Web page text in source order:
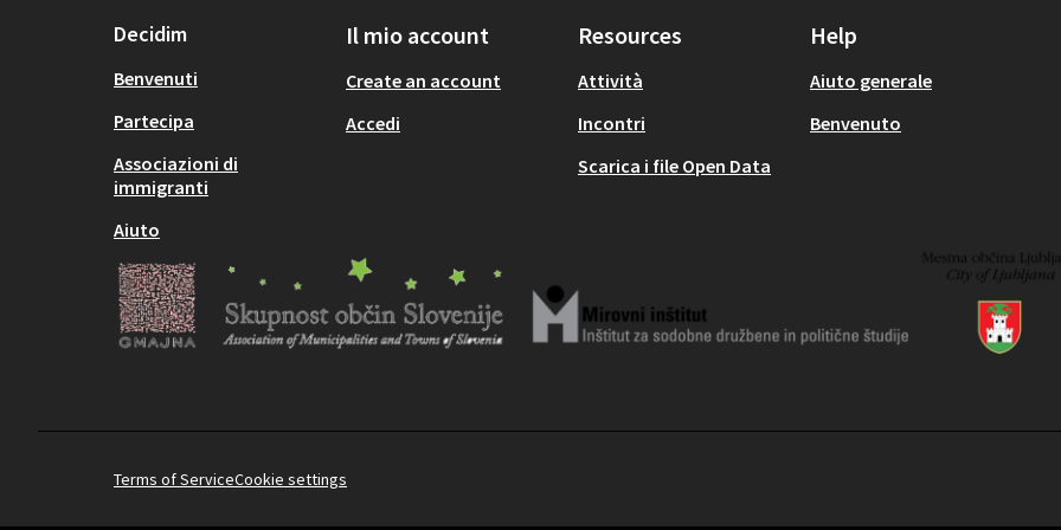
Decidim
Benvenuti
Partecipa
Associazioni di
immigranti
Aiuto
Il mio account
Create an account
Accedi
Resources
Attività
Incontri
Scarica i file Open Data
Help
Aiuto generale
Benvenuto
Terms of ServiceCookie settings